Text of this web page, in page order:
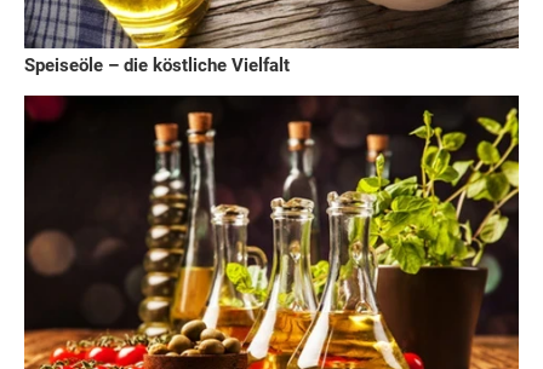
Speiseöle – die köstliche Vielfalt